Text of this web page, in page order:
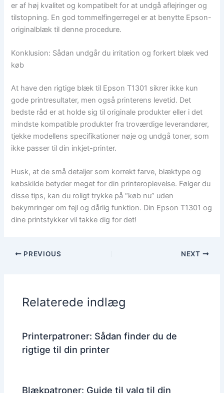
er af høj kvalitet og kompatibelt for at undgå aflejringer og
tilstopning. En god tommelfingerregel er at benytte Epson-
originalblæk til denne procedure.
Konklusion: Sådan undgår du irritation og forkert blæk ved
køb
At have den rigtige blæk til Epson T1301 sikrer ikke kun
gode printresultater, men også printerens levetid. Det
bedste råd er at holde sig til originale produkter eller i det
mindste kompatible produkter fra troværdige leverandører,
tjekke modellens specifikationer nøje og undgå toner, som
ikke passer til din inkjet-printer.
Husk, at de små detaljer som korrekt farve, blæktype og
købskilde betyder meget for din printeroplevelse. Følger du
disse tips, kan du roligt trykke på “køb nu” uden
bekymringer om fejl og dårlig funktion. Din Epson T1301 og
dine printstykker vil takke dig for det!
PREVIOUS NEXT
Relaterede indlæg
Printerpatroner: Sådan finder du de
rigtige til din printer
Blækpatroner: Guide til valg til din